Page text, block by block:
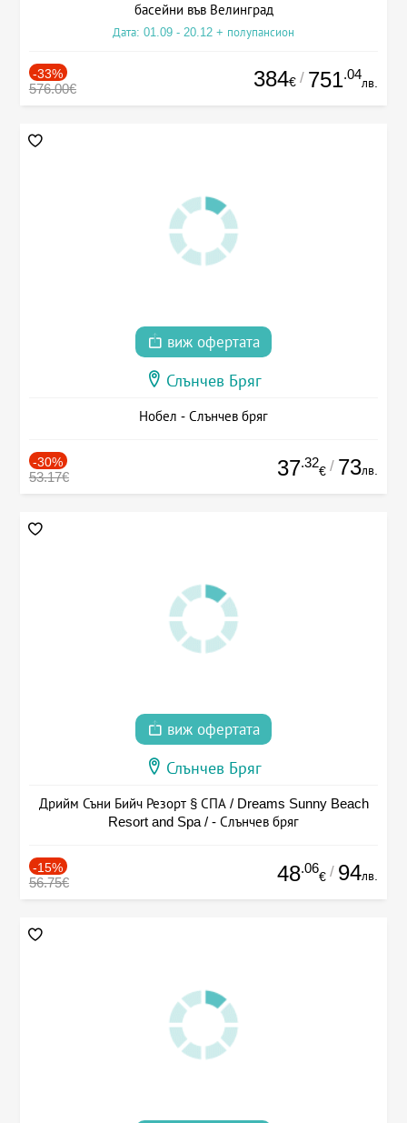
басейни във Велинград
Дата: 01.09 - 20.12 + полупансион
-33%
576.00€ 384€ / 751.04
лв.
виж офертата
Слънчев Бряг
Нобел - Слънчев бряг
-30%
53.17€ 37.32
€ / 73лв.
виж офертата
Слънчев Бряг
Дрийм Съни Бийч Резорт § СПА / Dreams Sunny Beach
Resort and Spa / - Слънчев бряг
-15%
56.75€ 48.06
€ / 94лв.